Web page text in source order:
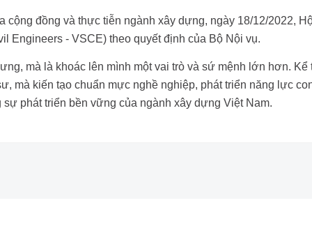
cộng đồng và thực tiễn ngành xây dựng, ngày 18/12/2022,
Engineers - VSCE) theo quyết định của Bộ Nội vụ.
mà là khoác lên mình một vai trò và sứ mệnh lớn hơn.
mà kiến tạo chuẩn mực nghề nghiệp, phát triển năng lực
phát triển bền vững của ngành xây dựng Việt Nam.